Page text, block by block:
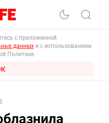
с приложенной
данных и с использованием
Политике.